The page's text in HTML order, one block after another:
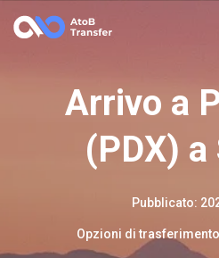
Arrivo a
(PDX) a
Pubblicato:
Opzioni di trasferimento